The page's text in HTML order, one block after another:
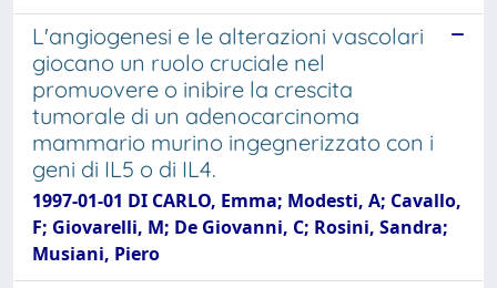
L'angiogenesi e le alterazioni vascolari
giocano un ruolo cruciale nel
promuovere o inibire la crescita
tumorale di un adenocarcinoma
mammario murino ingegnerizzato con i
geni di IL5 o di IL4.
1997-01-01 DI CARLO, Emma; Modesti, A; Cavallo,
F; Giovarelli, M; De Giovanni, C; Rosini, Sandra;
Musiani, Piero